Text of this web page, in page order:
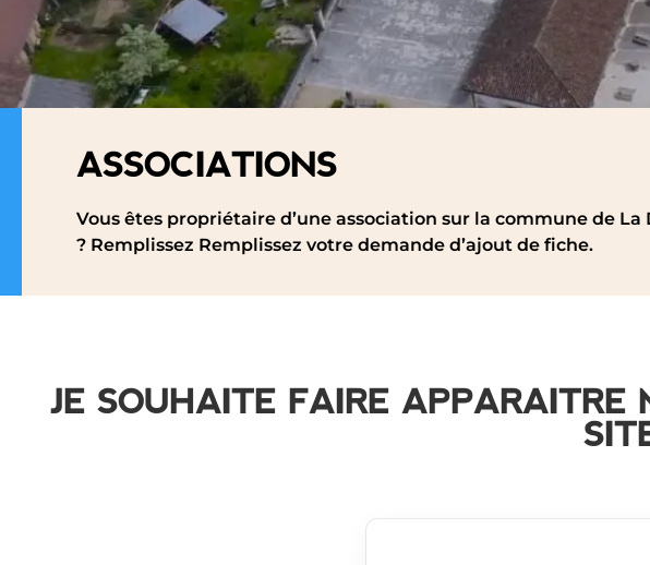
ASSOCIATIONS
Vous êtes propriétaire d’une association sur la commune de La
? Remplissez Remplissez votre demande d’ajout de fiche.
JE SOUHAITE FAIRE APPARAITRE